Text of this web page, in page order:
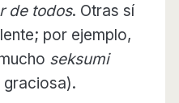
de todos. Otras sí
por ejemplo,
seksumi
graciosa).